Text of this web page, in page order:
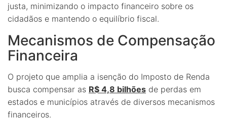
justa, minimizando o impacto financeiro sobre os
cidadãos e mantendo o equilíbrio fiscal.
Mecanismos de Compensação
Financeira
O projeto que amplia a isenção do Imposto de Renda
busca compensar as R$ 4,8 bilhões de perdas em
estados e municípios através de diversos mecanismos
financeiros.